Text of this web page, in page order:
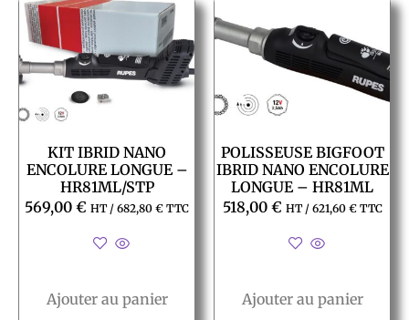
KIT IBRID NANO
ENCOLURE LONGUE –
HR81ML/STP
569,00 € HT / 682,80 € TTC
Ajouter au panier
POLISSEUSE BIGFOOT
IBRID NANO ENCOLURE
LONGUE – HR81ML
518,00 € HT / 621,60 €TTC
Ajouter au panier